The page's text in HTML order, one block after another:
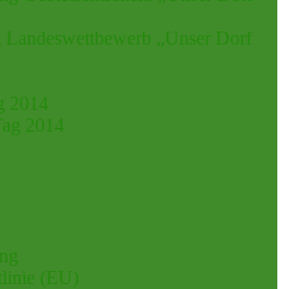
Landeswettbewerb „Unser Dorf
2014
2014
(EU)